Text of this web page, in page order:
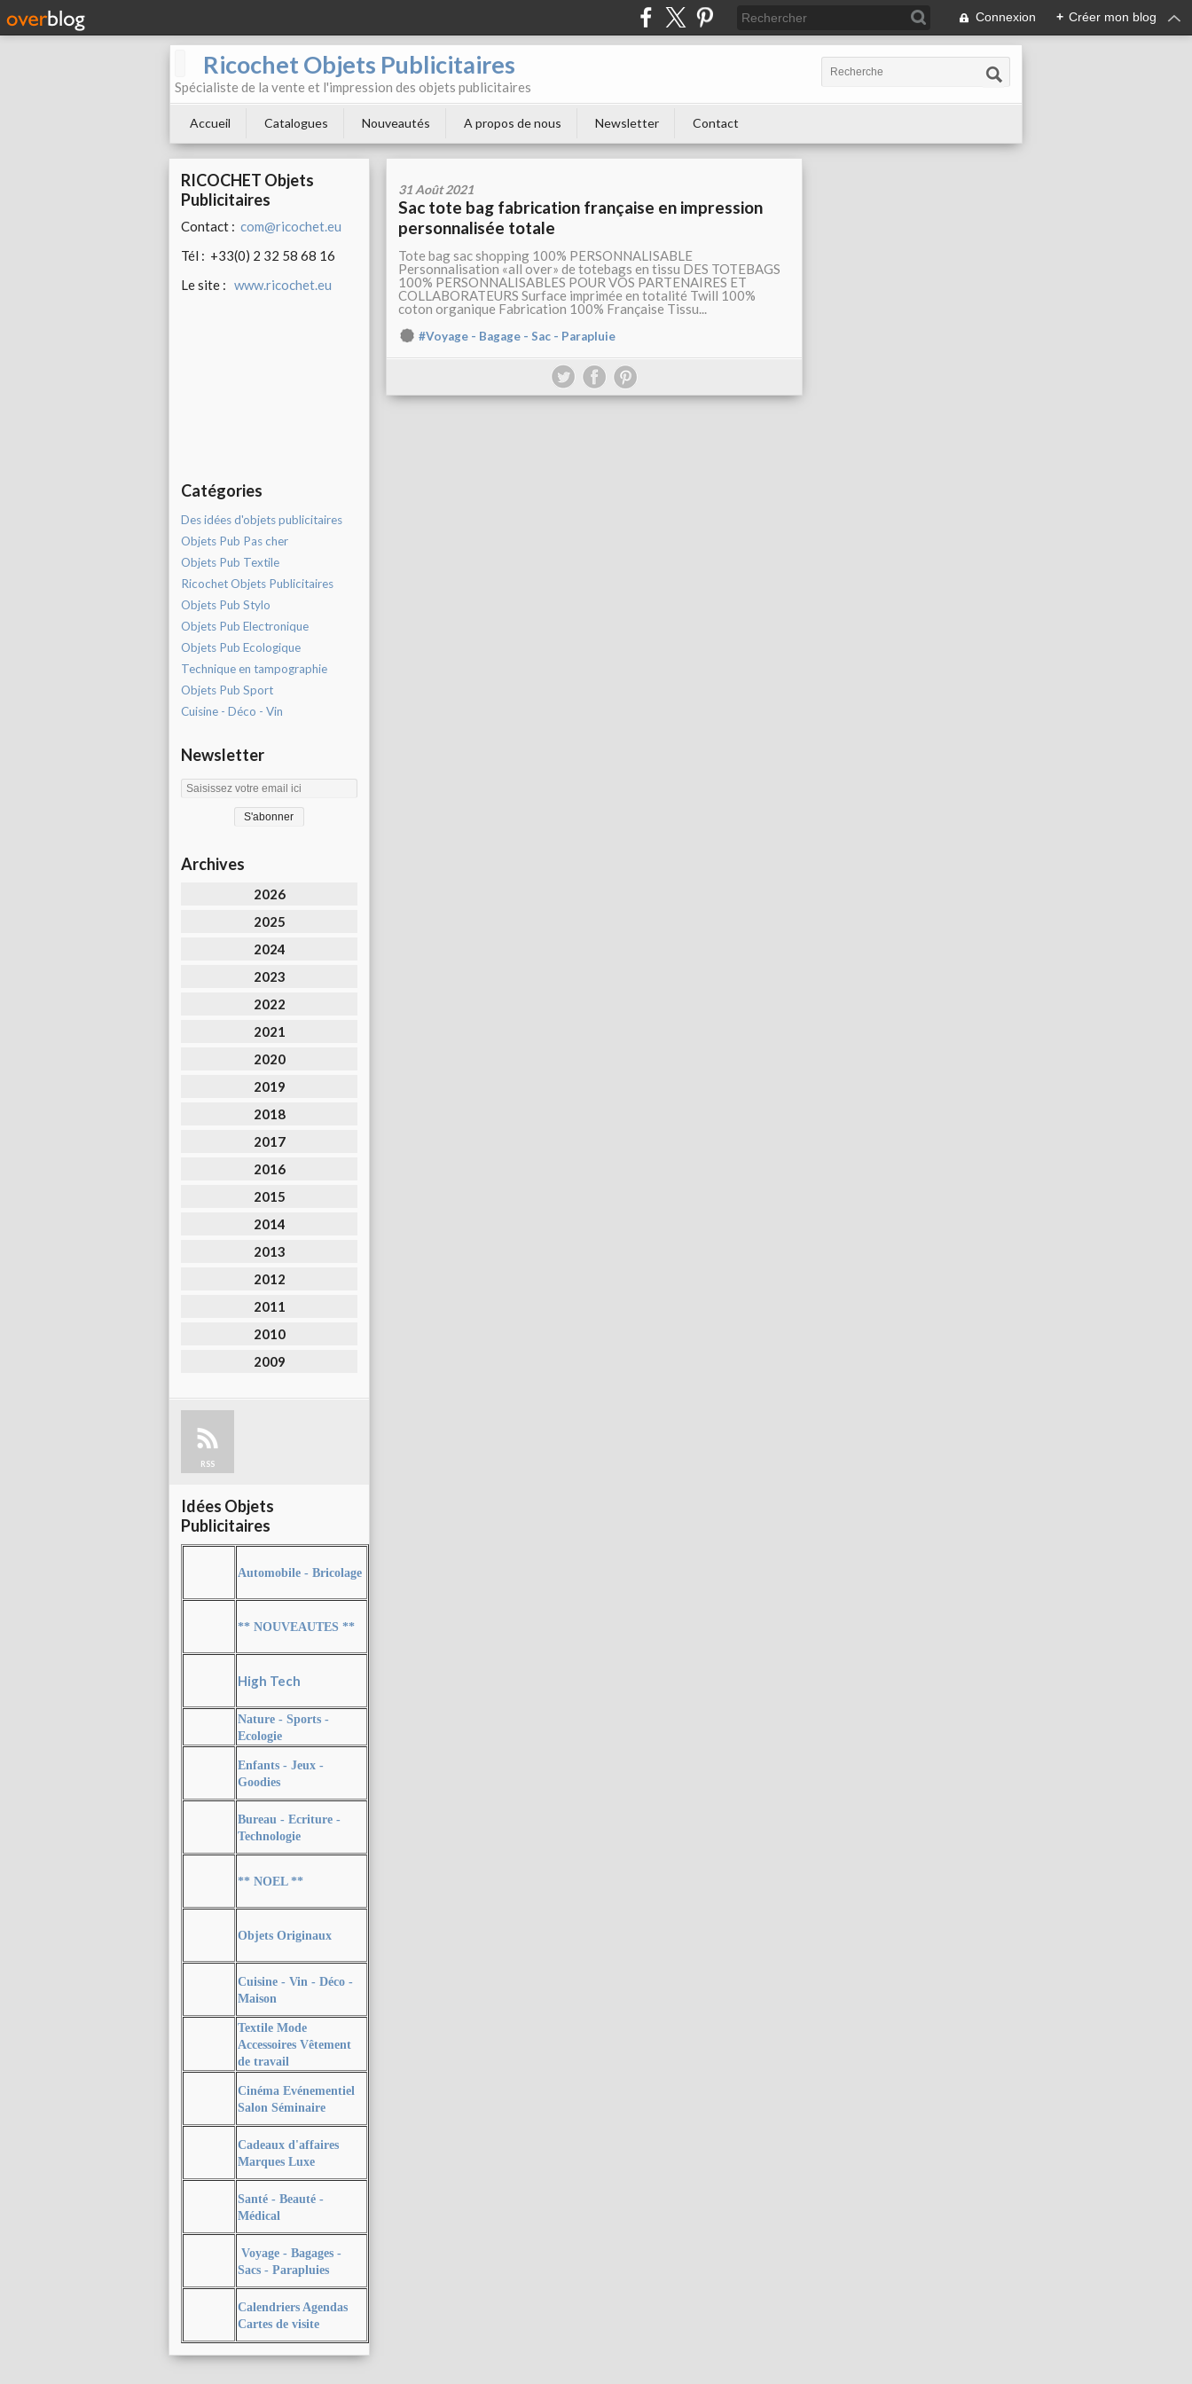
Connexion + Créer mon blog
Ricochet Objets Publicitaires
Spécialiste de la vente et l'impression des objets publicitaires
Accueil Catalogues Nouveautés A propos de nous Newsletter Contact
RICOCHET Objets
Publicitaires
Contact : com@ricochet.eu
Tél : +33(0) 2 32 58 68 16
Le site : www.ricochet.eu
Catégories
Des idées d'objets publicitaires
Objets Pub Pas cher
Objets Pub Textile
Ricochet Objets Publicitaires
Objets Pub Stylo
Objets Pub Electronique
Objets Pub Ecologique
Technique en tampographie
Objets Pub Sport
Cuisine - Déco - Vin
Newsletter
Archives
2026
2025
2024
2023
2022
2021
2020
2019
2018
2017
2016
2015
2014
2013
2012
2011
2010
2009
RSS
Idées Objets
Publicitaires
Automobile - Bricolage
** NOUVEAUTES **
High Tech
Nature - Sports -
Ecologie
Enfants - Jeux -
Goodies
Bureau - Ecriture -
Technologie
** NOEL **
Objets Originaux
Cuisine - Vin - Déco -
Maison
Textile Mode
Accessoires Vêtement
de travail
Cinéma Evénementiel
Salon Séminaire
Cadeaux d'affaires
Marques Luxe
Santé - Beauté -
Médical
Voyage - Bagages -
Sacs - Parapluies
Calendriers Agendas
Cartes de visite
31 Août 2021
Sac tote bag fabrication française en impression
personnalisée totale
Tote bag sac shopping 100% PERSONNALISABLE
Personnalisation «all over» de totebags en tissu DES TOTEBAGS
100% PERSONNALISABLES POUR VOS PARTENAIRES ET
COLLABORATEURS Surface imprimée en totalité Twill 100%
coton organique Fabrication 100% Française Tissu...
#Voyage - Bagage - Sac - Parapluie